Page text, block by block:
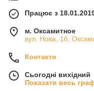
Працює з
м. Оксамитное
вул. Нова, 1б,
Контакти
Сьогодні вихідний
Показати весь